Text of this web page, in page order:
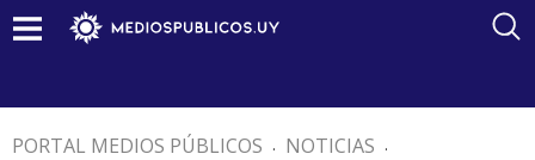
PORTAL MEDIOS PÚBLICOS . NOTICIAS .